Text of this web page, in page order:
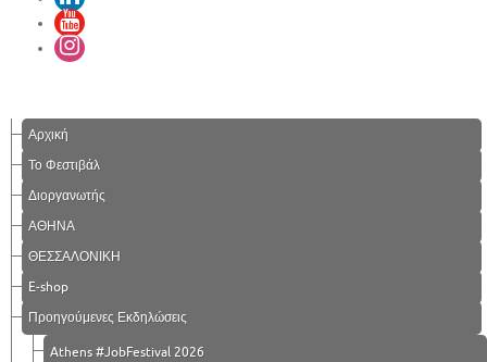
Αρχική
Το Φεστιβάλ
Διοργανωτής
ΑΘΗΝΑ
ΘΕΣΣΑΛΟΝΙΚΗ
E-shop
Προηγούμενες Εκδηλώσεις
Athens #JobFestival 2026